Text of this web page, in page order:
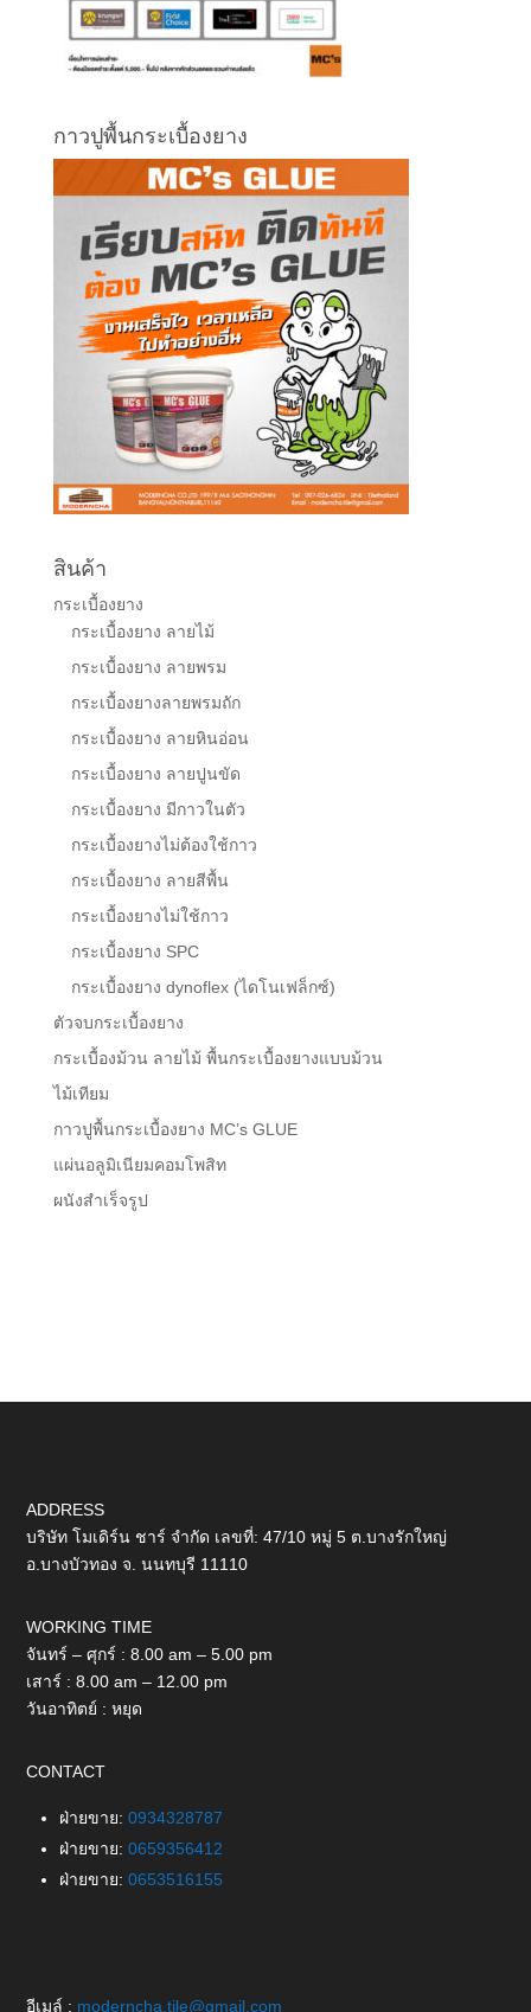
กาวปูพื้นกระเบื้องยาง
สินค้า
กระเบื้องยาง
กระเบื้องยาง ลายไม้
กระเบื้องยาง ลายพรม
กระเบื้องยางลายพรมถัก
กระเบื้องยาง ลายหินอ่อน
กระเบื้องยาง ลายปูนขัด
กระเบื้องยาง มีกาวในตัว
กระเบื้องยางไม่ต้องใช้กาว
กระเบื้องยาง ลายสีพื้น
กระเบื้องยางไม่ใช้กาว
กระเบื้องยาง SPC
กระเบื้องยาง dynoflex (ไดโนเฟล็กซ์)
ตัวจบกระเบื้องยาง
กระเบื้องม้วน ลายไม้ พื้นกระเบื้องยางแบบม้วน
ไม้เทียม
กาวปูพื้นกระเบื้องยาง MC’s GLUE
แผ่นอลูมิเนียมคอมโพสิท
ผนังสำเร็จรูป
ADDRESS
บริษัท โมเดิร์น ชาร์ จำกัด เลขที่: 47/10 หมู่ 5 ต.บางรักใหญ่
อ.บางบัวทอง จ. นนทบุรี 11110
WORKING TIME
จันทร์ – ศุกร์ : 8.00 am – 5.00 pm
เสาร์ : 8.00 am – 12.00 pm
วันอาทิตย์ : หยุด
CONTACT
ฝ่ายขาย:0934328787
ฝ่ายขาย:0659356412
ฝ่ายขาย:0653516155
อีเมล์ : moderncha.tile@gmail.com